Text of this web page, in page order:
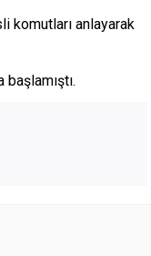
komutları anlayarak